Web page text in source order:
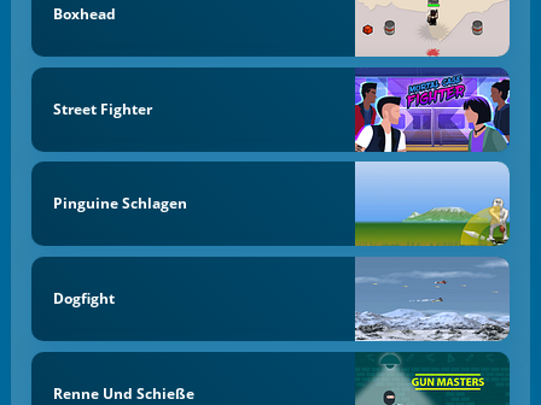
Boxhead
Street Fighter
Pinguine Schlagen
Dogfight
Renne Und Schieße